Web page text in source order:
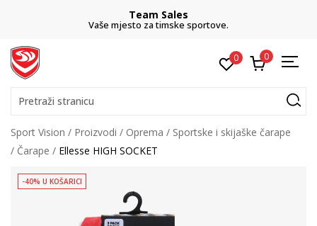
Team Sales
Vaše mjesto za timske sportove.
0 0
Pretraži stranicu
Sport Vision Proizvodi Oprema
Sportske i skijaške čarape
Čarape
Ellesse HIGH SOCKET
-40% U KOŠARICI